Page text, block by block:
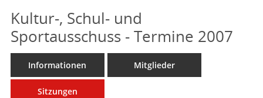
Kultur-, Schul- und
Sportausschuss - Termine 2007
Informationen Mitglieder
Sitzungen